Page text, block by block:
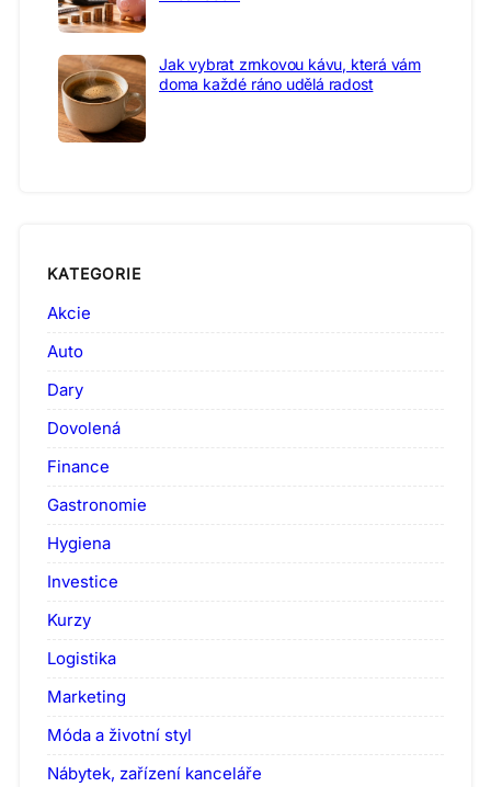
Jak vybrat zrnkovou kávu, která vám
doma každé ráno udělá radost
KATEGORIE
Akcie
Auto
Dary
Dovolená
Finance
Gastronomie
Hygiena
Investice
Kurzy
Logistika
Marketing
Móda a životní styl
Nábytek, zařízení kanceláře